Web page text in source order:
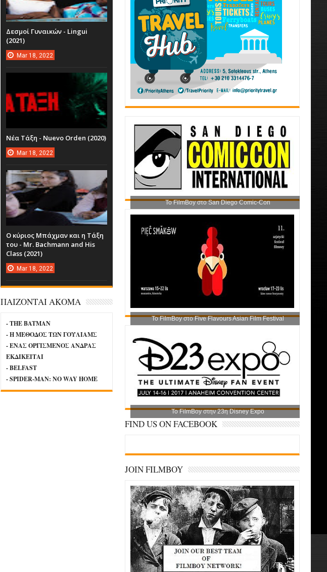
Το FilmBoy στο San Diego Comic-Con
Το FilmBoy στο Five Flavours Asian Film Festival
Το FilmBoy στην 23η Disney Expo
FIND US ON FACEBOOK
JOIN FILMBOY
Δεσμοί Γυναικών - Lingui
(2021)
Mar 18, 2022
Νέα Τάξη - Nuevo Orden (2020)
Mar 18, 2022
Ο κύριος Μπάχμαν και η Τάξη
του - Mr. Bachmann and His
Class (2021)
Mar 18, 2022
ΠΑΙΖΟΝΤΑΙ ΑΚΟΜΑ
- THE BATMAN
- Η ΜΕΘΟΔΟΣ ΤΩΝ ΓΟΥΛΙΑΜΣ
- ΕΝΑΣ ΟΡΓΙΣΜΕΝΟΣ ΑΝΔΡΑΣ
ΕΚΔΙΚΕΙΤΑΙ
- BELFAST
- SPIDER-MAN: NO WAY HOME